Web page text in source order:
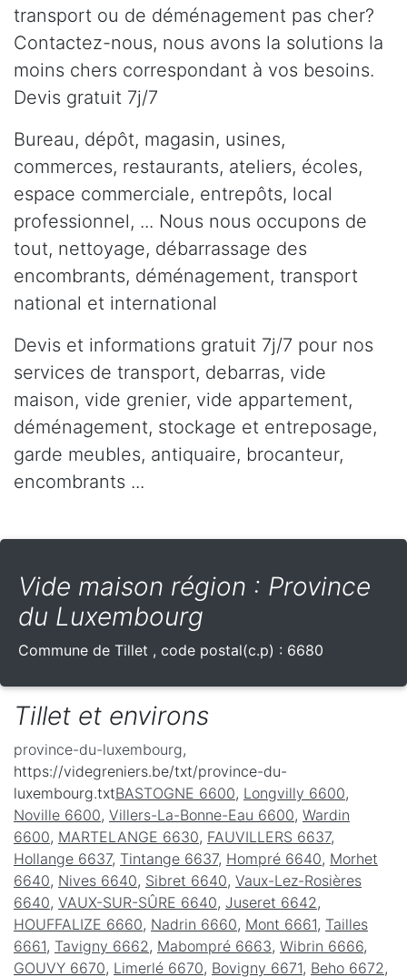
transport ou de déménagement pas cher?
Contactez-nous, nous avons la solutions la
moins chers correspondant à vos besoins.
Devis gratuit 7j/7
Bureau, dépôt, magasin, usines,
commerces, restaurants, ateliers, écoles,
espace commerciale, entrepôts, local
professionnel, ... Nous nous occupons de
tout, nettoyage, débarrassage des
encombrants, déménagement, transport
national et international
Devis et informations gratuit 7j/7 pour nos
services de transport, debarras, vide
maison, vide grenier, vide appartement,
déménagement, stockage et entreposage,
garde meubles, antiquaire, brocanteur,
encombrants ...
Vide maison région : Province
du Luxembourg
Commune de Tillet , code postal(c.p) : 6680
Tillet et environs
province-du-luxembourg,
https://videgreniers.be/txt/province-du-
luxembourg.txtBASTOGNE 6600, Longvilly 6600,
Noville 6600, Villers-La-Bonne-Eau 6600, Wardin
6600, MARTELANGE 6630, FAUVILLERS 6637,
Hollange 6637, Tintange 6637, Hompré 6640, Morhet
6640, Nives 6640, Sibret 6640, Vaux-Lez-Rosières
6640, VAUX-SUR-SÛRE 6640, Juseret 6642 ,
HOUFFALIZE 6660, Nadrin 6660, Mont 6661, Tailles
6661, Tavigny 6662 , Mabompré 6663, Wibrin 6666,
GOUVY 6670, Limerlé 6670, Bovigny 6671, Beho 6672 ,